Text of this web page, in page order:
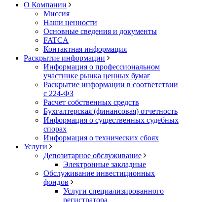
О Компании
Миссия
Наши ценности
Основные сведения и документы
FATCA
Контактная информация
Раскрытие информации
Информация о профессиональном
участнике рынка ценных бумаг
Раскрытие информации в соответствии
с 224-ФЗ
Расчет собственных средств
Бухгалтерская (финансовая) отчетность
Информация о существенных судебных
спорах
Информация о технических сбоях
Услуги
Депозитарное обслуживание
Электронные закладные
Обслуживание инвестиционных
фондов
Услуги специализированного
регистратора